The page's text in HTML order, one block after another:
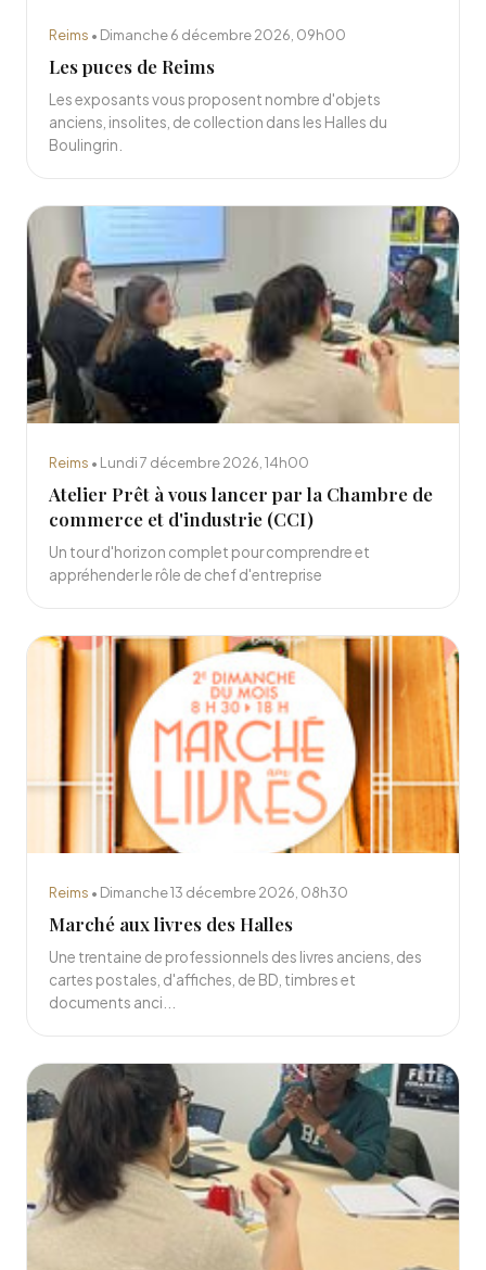
Reims • Dimanche 6 décembre 2026, 09h00
Les puces de Reims
Les exposants vous proposent nombre d'objets
anciens, insolites, de collection dans les Halles du
Boulingrin.
Reims • Lundi 7 décembre 2026, 14h00
Atelier Prêt à vous lancer par la Chambre de
commerce et d'industrie (CCI)
Un tour d'horizon complet pour comprendre et
appréhender le rôle de chef d'entreprise
Reims • Dimanche 13 décembre 2026, 08h30
Marché aux livres des Halles
Une trentaine de professionnels des livres anciens, des
cartes postales, d'affiches, de BD, timbres et
documents anci...